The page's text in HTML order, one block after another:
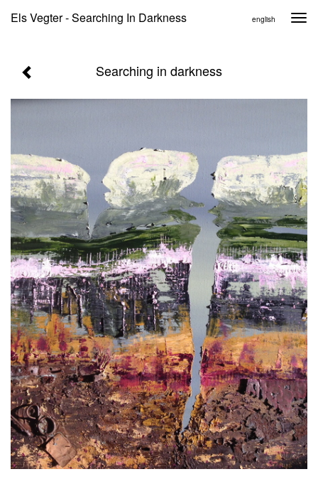
Els Vegter - Searching In Darkness english
Searching in darkness